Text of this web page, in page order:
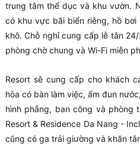
trung tâm thể dục và khu vườn.
có khu vực bãi biển riêng, hồ
khô. Chỗ nghỉ cung cấp lễ tân
phòng chờ chung và Wi-Fi miễn
Resort sẽ cung cấp cho khách
hòa có bàn làm việc, ấm đun
hình phẳng, ban công và phòng
Resort & Residence Da Nang -
cũng có ga trải giường và khăn